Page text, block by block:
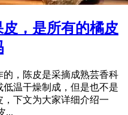
，是所有的橘皮
，陈皮是采摘成熟芸香科
温干燥制成，但是也不是
下文为大家详细介绍一
...